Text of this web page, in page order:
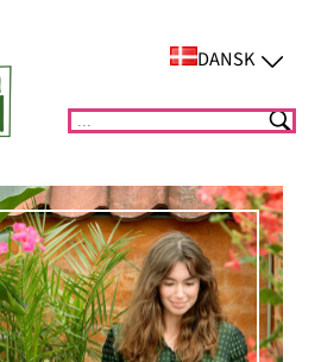
DANSK
Suchen